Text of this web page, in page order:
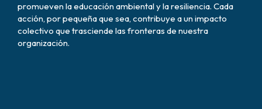
promueven la educación ambiental y la resiliencia. Cada
acción, por pequeña que sea, contribuye a un impacto
colectivo que trasciende las fronteras de nuestra
organización.